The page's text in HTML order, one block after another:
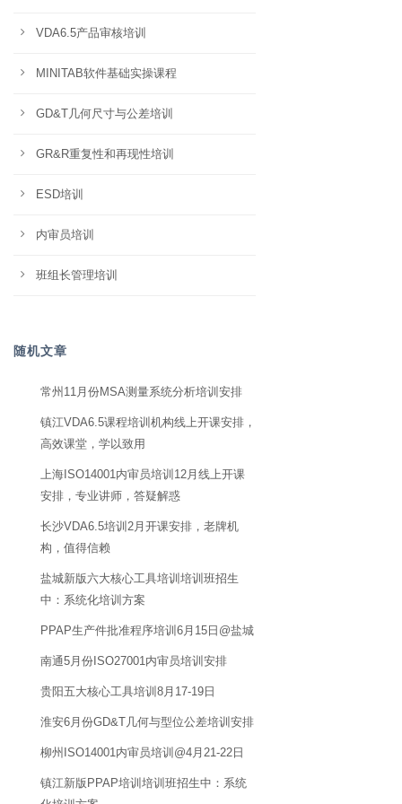
VDA6.5产品审核培训
MINITAB软件基础实操课程
GD&T几何尺寸与公差培训
GR&R重复性和再现性培训
ESD培训
内审员培训
班组长管理培训
随机文章
常州11月份MSA测量系统分析培训安排
镇江VDA6.5课程培训机构线上开课安排，
高效课堂，学以致用
上海ISO14001内审员培训12月线上开课
安排，专业讲师，答疑解惑
长沙VDA6.5培训2月开课安排，老牌机
构，值得信赖
盐城新版六大核心工具培训培训班招生
中：系统化培训方案
PPAP生产件批准程序培训6月15日@盐城
南通5月份ISO27001内审员培训安排
贵阳五大核心工具培训8月17-19日
淮安6月份GD&T几何与型位公差培训安排
柳州ISO14001内审员培训@4月21-22日
镇江新版PPAP培训培训班招生中：系统